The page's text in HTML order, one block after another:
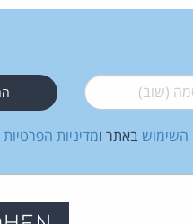
(שוב)*
השימוש באתר ומדיניות הפרטיות